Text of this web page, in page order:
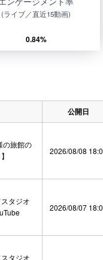
(ライブ／直近15動画)
0.84%
公開日
の旅館の
2026/08/08
タジオ
2026/08/07
タジオ